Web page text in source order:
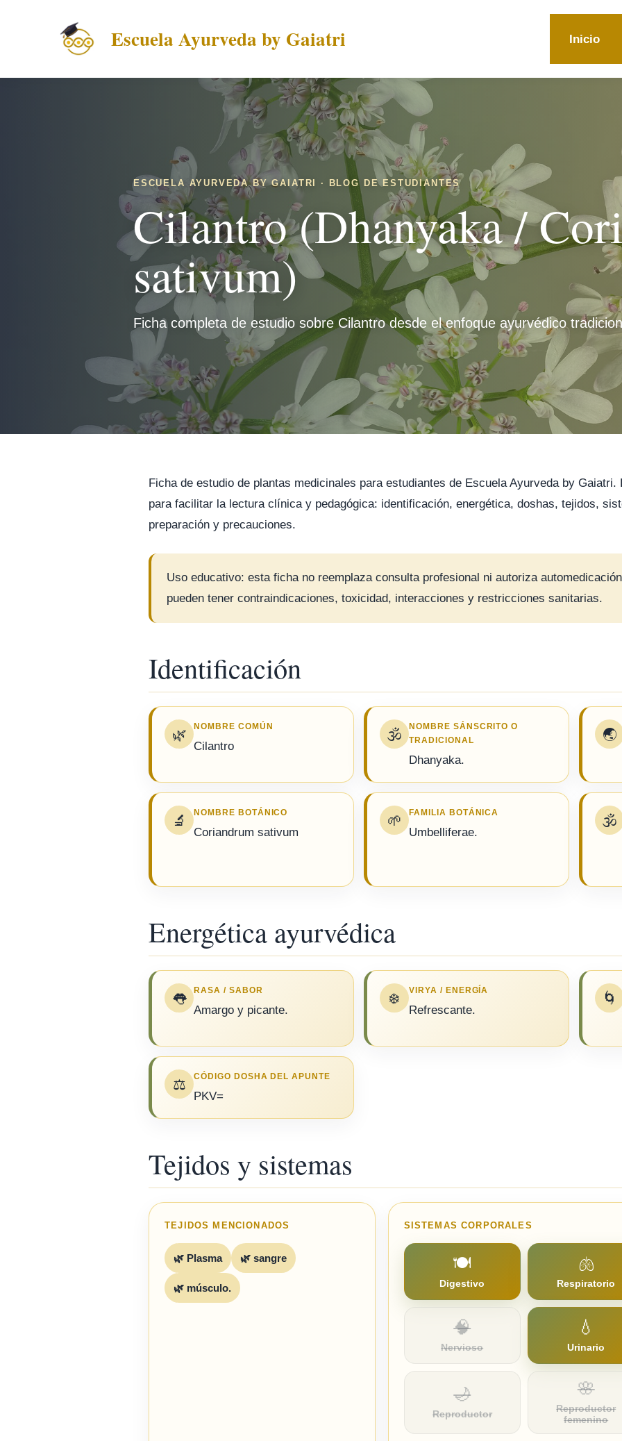
Escuela Ayurveda by Gaiatri Inicio
ESCUELA AYURVEDA BY GAIATRI · BLOG DE ESTUDIANTES
Cilantro (Dhanyaka /
sativum)
Ficha completa de estudio sobre Cilantro desde el enfoque ayurvédico
Ficha de estudio de plantas medicinales para estudiantes de Escuela Ayurveda by
para facilitar la lectura clínica y pedagógica: identificación, energética, doshas, tejidos,
preparación y precauciones.
Uso educativo: esta ficha no reemplaza consulta profesional ni autoriza
pueden tener contraindicaciones, toxicidad, interacciones y restricciones sanitarias.
Identificación
🌿 NOMBRE COMÚN
Cilantro
🕉️
NOMBRE SÁNSCRITO O
TRADICIONAL
Dhanyaka.
🌏
🔬 NOMBRE BOTÁNICO
Coriandrum sativum
🌱 FAMILIA BOTÁNICA
Umbelliferae.
🕉️
Energética ayurvédica
👅 RASA / SABOR
Amargo y picante.
❄️ VIRYA / ENERGÍA
Refrescante.
🌀
⚖️ CÓDIGO DOSHA DEL APUNTE
PKV=
Tejidos y sistemas
TEJIDOS MENCIONADOS
🌿 Plasma 🌿 sangre
🌿 músculo.
SISTEMAS CORPORALES
🍽️
Digestivo
🫁
Respiratorio
🧠
Nervioso
💧
Urinario
🌙
Reproductor
🌸
Reproductor
femenino